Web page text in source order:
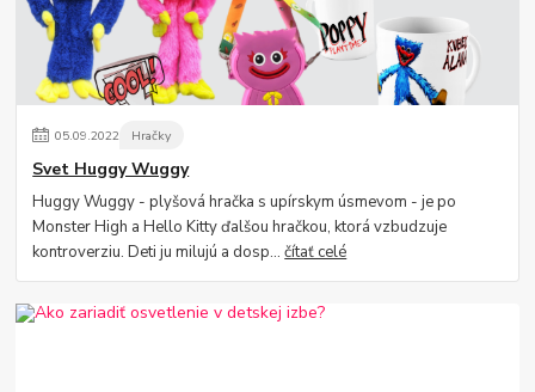
05.09.2022 Hračky
Svet Huggy Wuggy
Huggy Wuggy - plyšová hračka s upírskym úsmevom - je po
Monster High a Hello Kitty ďalšou hračkou, ktorá vzbudzuje
kontroverziu. Deti ju milujú a dosp...čítať celé